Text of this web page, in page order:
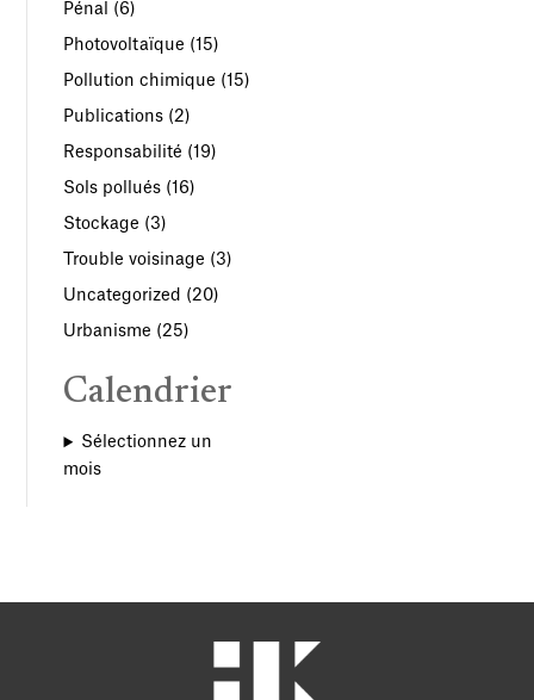
Pénal (6)
Photovoltaïque (15)
Pollution chimique (15)
Publications (2)
Responsabilité (19)
Sols pollués (16)
Stockage (3)
Trouble voisinage (3)
Uncategorized (20)
Urbanisme (25)
Calendrier
Sélectionnez un
mois